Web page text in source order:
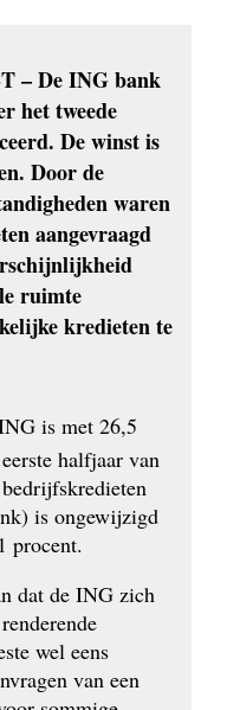
– De ING bank
het tweede
De winst is
Door de
waren
aangevraagd
ruimte
kredieten te
is met 26,5
halfjaar van
is ongewijzigd
procent.
dat de ING zich
wel eens
van een